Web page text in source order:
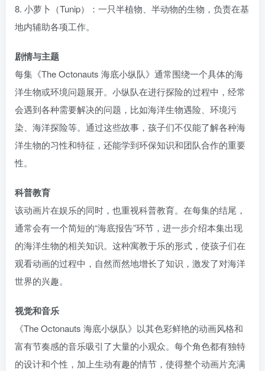
8. 小萝卜（Tunip）：一只半植物、半动物的生物，负责在基
地内辅助各项工作。
剧情与主题
每集《The Octonauts 海底小纵队》通常围绕一个具体的海
洋生物或环境问题展开。小纵队在进行探险的过程中，经常
会遇到各种需要解决的问题，比如海洋生物遇险、环境污
染、海洋探险等。通过这些故事，孩子们不仅能了解各种海
洋生物的习性和特征，还能学到环保知识和团队合作的重要
性。
科普教育
该动画片在娱乐的同时，也重视科普教育。在每集的结尾，
通常会有一个简短的“海底报告”环节，进一步介绍本集出现
的海洋生物的相关知识。这种寓教于乐的形式，使孩子们在
观看动画的过程中，自然而然地增长了知识，激发了对海洋
世界的兴趣。
视觉和音乐
《The Octonauts 海底小纵队》以其色彩鲜艳的动画风格和
富有节奏感的音乐吸引了大量的小观众。每个角色都有独特
的设计和个性，加上生动有趣的情节，使得整个动画片充满